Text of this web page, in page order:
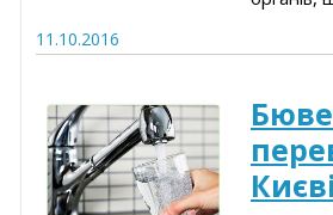
11.10.2016
Києві